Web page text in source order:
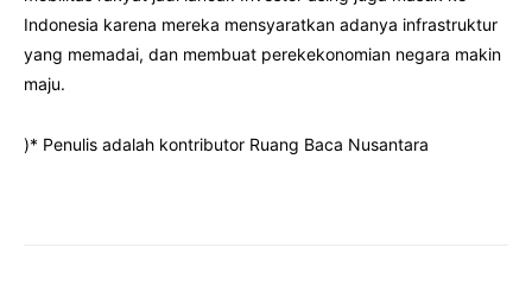
Indonesia karena mereka mensyaratkan adanya infrastruktur
yang memadai, dan membuat perekekonomian negara makin
maju.
)* Penulis adalah kontributor Ruang Baca Nusantara